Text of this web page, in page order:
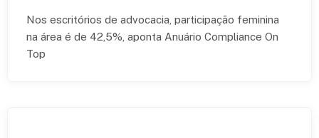
Nos escritórios de advocacia, participação feminina
na área é de 42,5%, aponta Anuário Compliance On
Top